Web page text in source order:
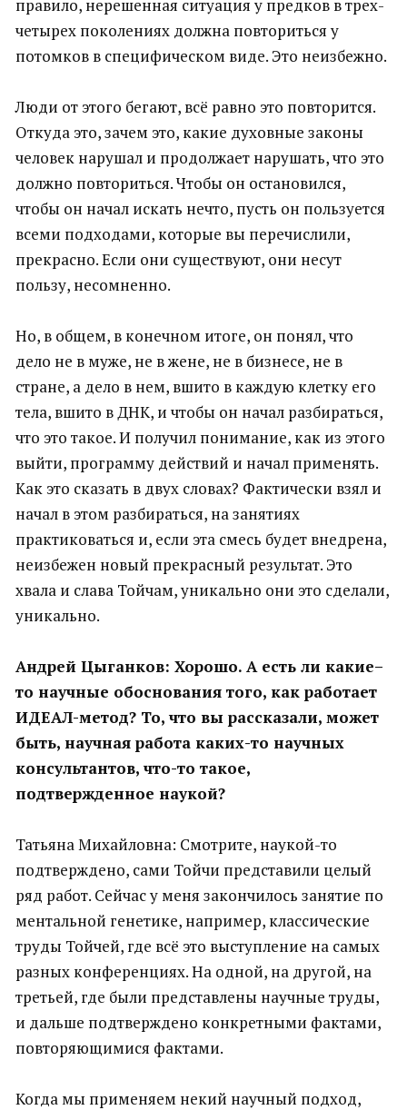
правило, нерешенная ситуация у предков в трех-
четырех поколениях должна повториться у
потомков в специфическом виде. Это неизбежно.
Люди от этого бегают, всё равно это повторится.
Откуда это, зачем это, какие духовные законы
человек нарушал и продолжает нарушать, что это
должно повториться. Чтобы он остановился,
чтобы он начал искать нечто, пусть он пользуется
всеми подходами, которые вы перечислили,
прекрасно. Если они существуют, они несут
пользу, несомненно.
Но, в общем, в конечном итоге, он понял, что
дело не в муже, не в жене, не в бизнесе, не в
стране, а дело в нем, вшито в каждую клетку его
тела, вшито в ДНК, и чтобы он начал разбираться,
что это такое. И получил понимание, как из этого
выйти, программу действий и начал применять.
Как это сказать в двух словах? Фактически взял и
начал в этом разбираться, на занятиях
практиковаться и, если эта смесь будет внедрена,
неизбежен новый прекрасный результат. Это
хвала и слава Тойчам, уникально они это сделали,
уникально.
Андрей Цыганков: Хорошо. А есть ли какие–
то научные обоснования того, как работает
ИДЕАЛ-метод? То, что вы рассказали, может
быть, научная работа каких-то научных
консультантов, что-то такое,
подтвержденное наукой?
Татьяна Михайловна: Смотрите, наукой-то
подтверждено, сами Тойчи представили целый
ряд работ. Сейчас у меня закончилось занятие по
ментальной генетике, например, классические
труды Тойчей, где всё это выступление на самых
разных конференциях. На одной, на другой, на
третьей, где были представлены научные труды,
и дальше подтверждено конкретными фактами,
повторяющимися фактами.
Когда мы применяем некий научный подход,